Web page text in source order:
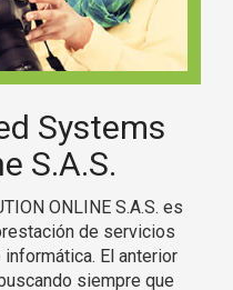
Systems
S.A.S.
ONLINE S.A.S. es
de servicios
El anterior
siempre que